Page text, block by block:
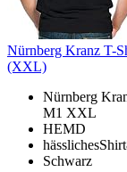
Nürnberg Kranz T-
(XXL)
Nürnberg
M1 XXL
HEMD
Schwarz